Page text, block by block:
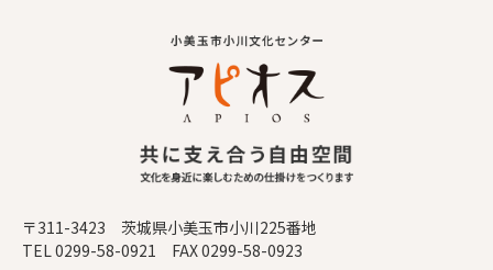
〒311-3423 茨城県小美玉市小川225番地
TEL 0299-58-0921 FAX 0299-58-0923